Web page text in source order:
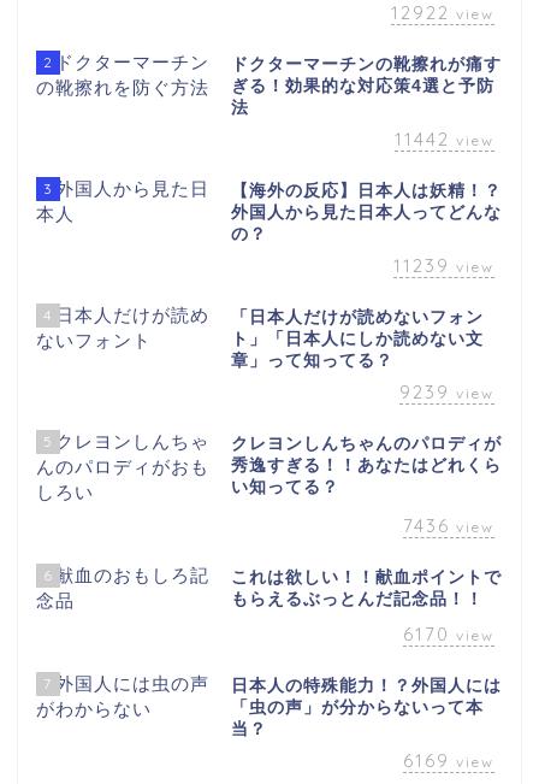
12922 view
2
ドクターマーチンの靴擦れが痛す
ぎる！効果的な対応策4選と予防
法
11442 view
3
【海外の反応】日本人は妖精！？
外国人から見た日本人ってどんな
の？
11239 view
4
「日本人だけが読めないフォン
ト」「日本人にしか読めない文
章」って知ってる？
9239 view
5
クレヨンしんちゃんのパロディが
秀逸すぎる！！あなたはどれくら
い知ってる？
7436 view
6
これは欲しい！！献血ポイントで
もらえるぶっとんだ記念品！！
6170 view
7
日本人の特殊能力！？外国人には
「虫の声」が分からないって本
当？
6169 view
ホーム
プロフィール